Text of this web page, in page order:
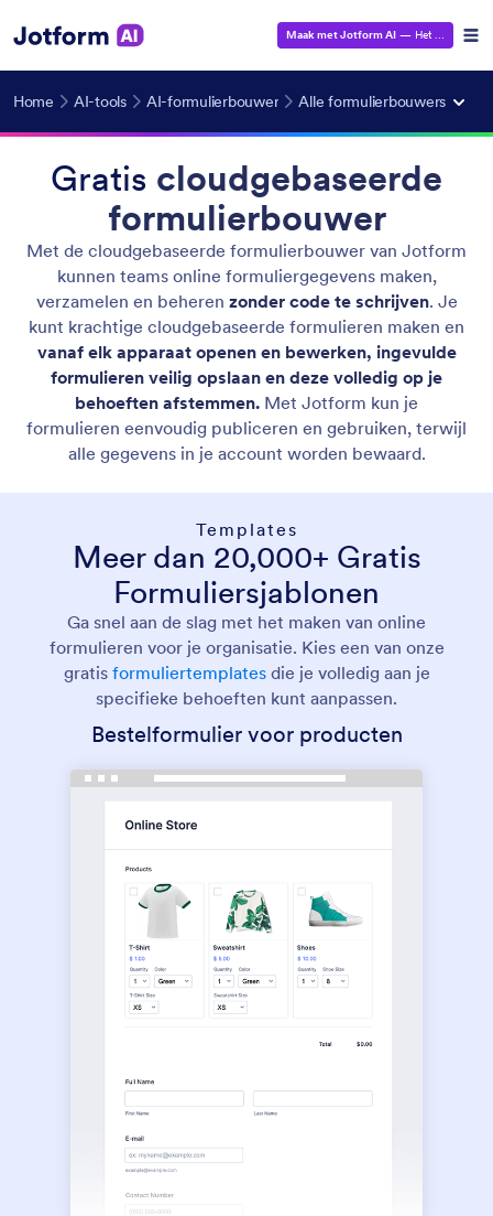
Maak met Jotform AI — Het is gratis!
Home AI-tools AI-formulierbouwer Alle formulierbouwers
Gratis cloudgebaseerde
formulierbouwer
Met de cloudgebaseerde formulierbouwer van Jotform
kunnen teams online formuliergegevens maken,
verzamelen en beheren zonder code te schrijven. Je
kunt krachtige cloudgebaseerde formulieren maken en
vanaf elk apparaat openen en bewerken, ingevulde
formulieren veilig opslaan en deze volledig op je
behoeften afstemmen. Met Jotform kun je
formulieren eenvoudig publiceren en gebruiken, terwijl
alle gegevens in je account worden bewaard.
Templates
Meer dan 20,000+ Gratis
Formuliersjablonen
Ga snel aan de slag met het maken van online
formulieren voor je organisatie. Kies een van onze
gratis formuliertemplatesdie je volledig aan je
specifieke behoeften kunt aanpassen.
Bestelformulier voor producten